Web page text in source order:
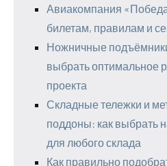
Авиакомпания
билетам, правилам и
Ножничные
выбрать оптимальное
проекта
Складные тележки и
поддоны: как выбрать
для любого склада
Как правильно